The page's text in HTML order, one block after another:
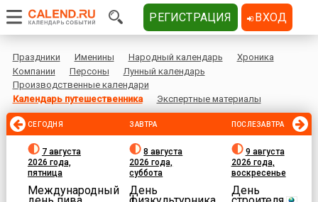
Праздники Именины Народный календарь
Хроника
Компании
Персоны
Лунный календарь
Производственные календари
Календарь путешественника
Экспертные материалы
СЕГОДНЯ
7 августа
2026 года,
пятница
Международный
ЗАВТРА
8 августа
2026 года,
суббота
День
ПОСЛЕЗАВТРА
9 августа
2026 года,
воскресенье
День
РЕГИСТРАЦИЯ ВХОД